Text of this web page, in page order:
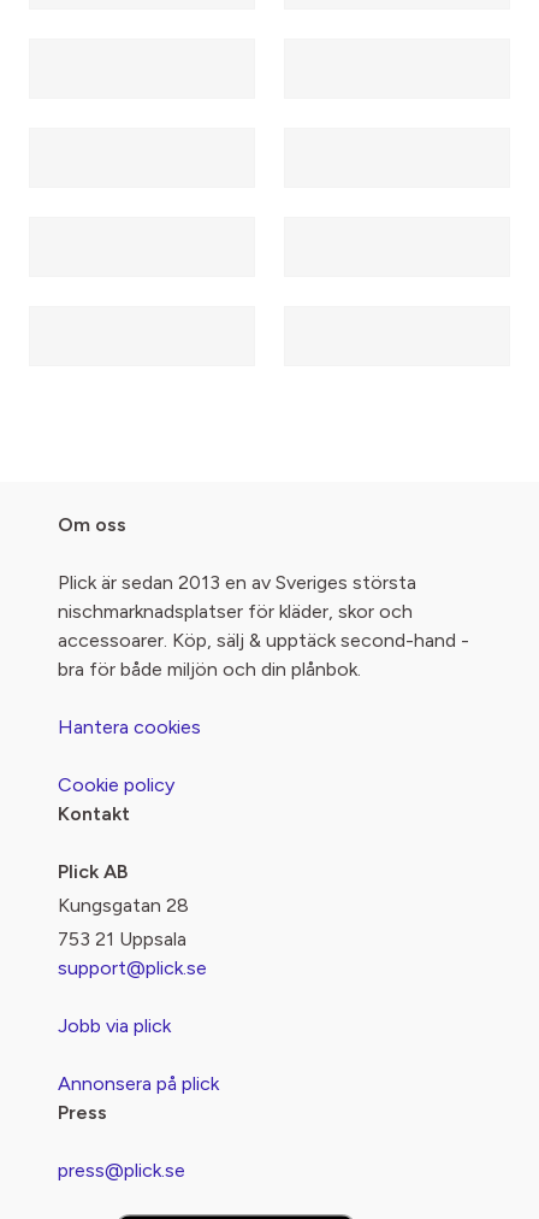
Om oss
Plick är sedan 2013 en av Sveriges största
nischmarknadsplatser för kläder, skor och
accessoarer. Köp, sälj & upptäck second-hand -
bra för både miljön och din plånbok.
Hantera cookies
Cookie policy
Kontakt
Plick AB
Kungsgatan 28
753 21 Uppsala
support@plick.se
Jobb via plick
Annonsera på plick
Press
press@plick.se